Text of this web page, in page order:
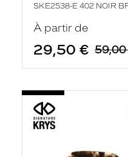
SKE2538-E 402 NOIR
À partir de
29,50 €